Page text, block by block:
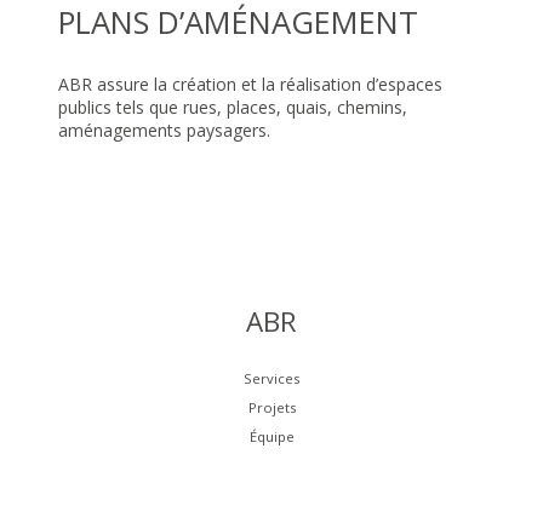
PLANS D’AMÉNAGEMENT
ABR assure la création et la réalisation d’espaces
publics tels que rues, places, quais, chemins,
aménagements paysagers.
ABR
Services
Projets
Équipe